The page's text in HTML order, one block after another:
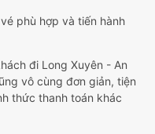
phù hợp và tiến hành
đi Long Xuyên - An
vô cùng đơn giản, tiện
thức thanh toán khác